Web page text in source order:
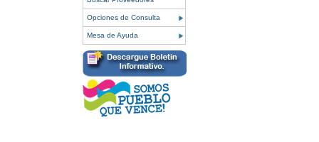
Opciones de Consulta
Mesa de Ayuda